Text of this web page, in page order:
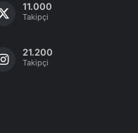
11.000
Takipçi
21.200
Takipçi